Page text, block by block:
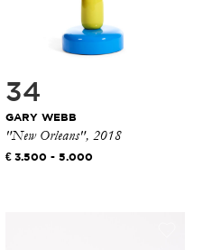
34
GARY WEBB
"New Orleans", 2018
3.500 - 5.000